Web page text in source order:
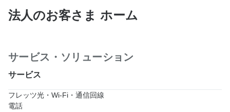
法人のお客さま ホーム
サービス・ソリューション
サービス
フレッツ光・Wi-Fi・通信回線
電話